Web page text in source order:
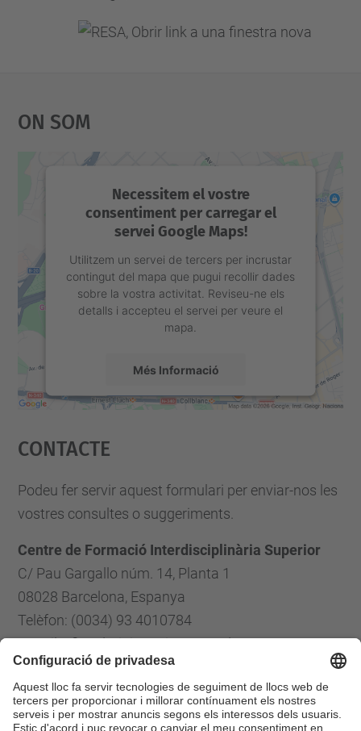
On Som
Necessitem el vostre
consentiment per carregar el
servei Google Maps!
Utilitzem un servei de tercers per incrustar
contingut del mapa que pugui recollir dades
sobre la vostra activitat. Reviseu-ne els
detalls i accepteu el servei per veure el
mapa.
Més Informació
powered by
Contacte
Podeu fer servir aquest formulari per enviar-nos les
vostres consultes o suggeriments.
Centre de Formació Interdisciplinària Superior
C/ Pau Gargallo núm. 14, Planta 1
08028 Barcelona, Espanya
Telèfon: (0034) 93 4010784
E-mail: cfis.administracio@upc.edu
Formulari de contacte
Llista Xarxes Socials